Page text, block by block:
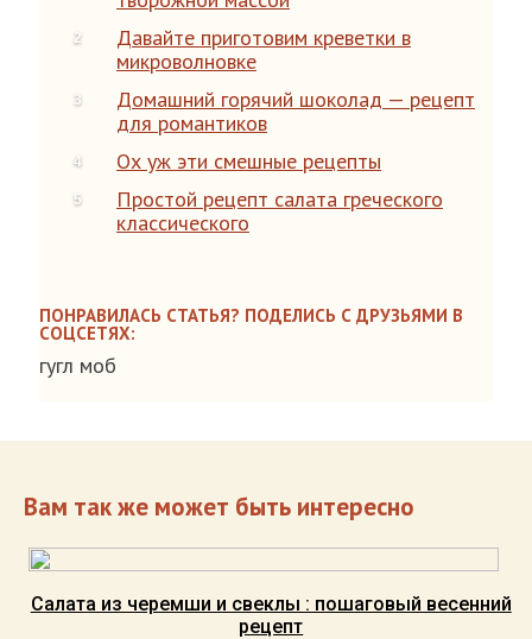
Давайте приготовим креветки в
микроволновке
Домашний горячий шоколад — рецепт
для романтиков
Ох уж эти смешные рецепты
Простой рецепт салата греческого
классического
ПОНРАВИЛАСЬ СТАТЬЯ? ПОДЕЛИСЬ С ДРУЗЬЯМИ В
СОЦСЕТЯХ:
гугл моб
Вам так же может быть интересно
Салата из черемши и свеклы : пошаговый весенний
рецепт